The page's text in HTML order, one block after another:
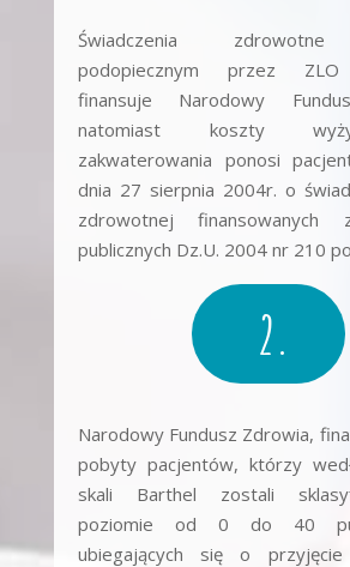
Świadczenia zdrowotne
podopiecznym przez ZLO
finansuje Narodowy
natomiast koszty
zakwaterowania ponosi
dnia 27 sierpnia 2004r. o
zdrowotnej finansowanych
publicznych Dz.U. 2004 nr 210
2.
Narodowy Fundusz Zdrowia,
pobyty pacjentów, którzy
skali Barthel zostali
poziomie od 0 do 40
ubiegających się o